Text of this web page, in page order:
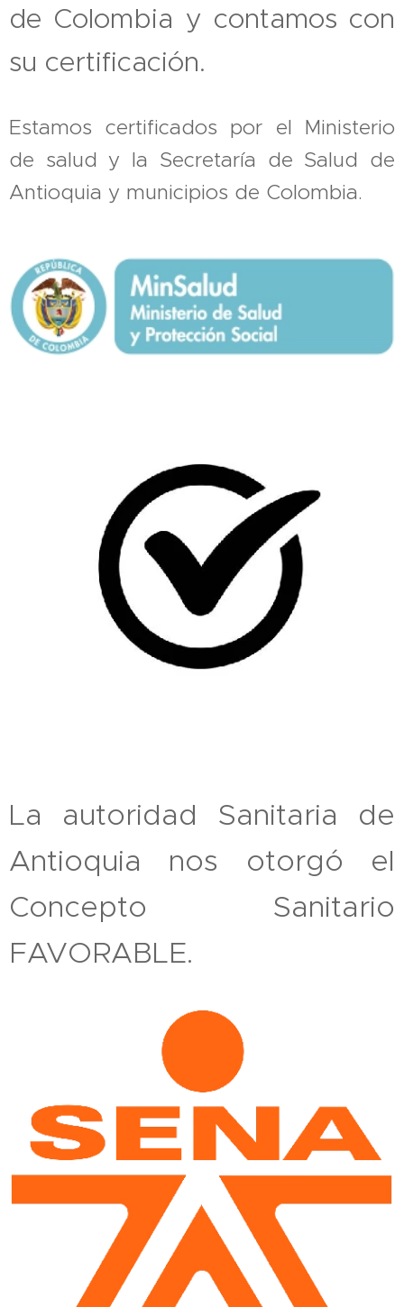
de Colombia y contamos con
su certificación.
Estamos certificados por el Ministerio
de salud y la Secretaría de Salud de
Antioquia y municipios de Colombia.
La autoridad Sanitaria de
Antioquia nos otorgó el
Concepto Sanitario
FAVORABLE.